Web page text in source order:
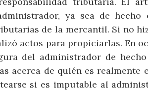
ya sea de hecho
de la mercantil. Si no
actos para propiciarlas. En
del administrador de
acerca de quién es
si es imputable al